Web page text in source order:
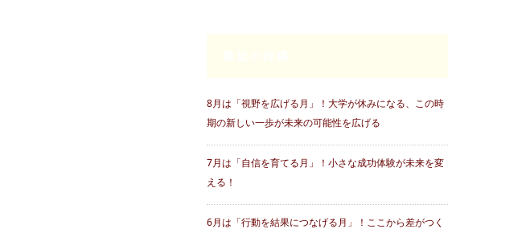
8月は「視野を広げる月」！大学が休みになる、この時
期の新しい一歩が未来の可能性を広げる
7月は「自信を育てる月」！小さな成功体験が未来を変
える！
6月は「行動を結果につなげる月」！ここから差がつく